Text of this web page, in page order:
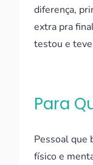
diferença,
extra pra
testou e teve
Para
Pessoal que
físico e